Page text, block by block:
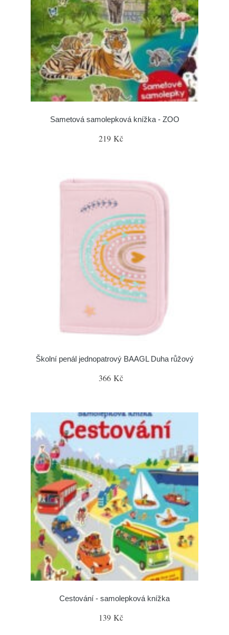
Sametová samolepková knížka - ZOO
219 Kč
Školní penál jednopatrový BAAGL Duha růžový
366 Kč
Cestování - samolepková knížka
139 Kč